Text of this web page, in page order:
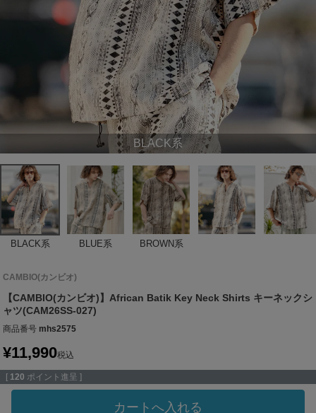
BLACK系
BLACK系 BLUE系 BROWN系
CAMBIO(カンビオ)
【CAMBIO(カンビオ)】African Batik Key Neck Shirts キーネックシ
ャツ(CAM26SS-027)
商品番号 mhs2575
¥11,990税込
[ 120 ポイント進呈 ]
カートへ入れる